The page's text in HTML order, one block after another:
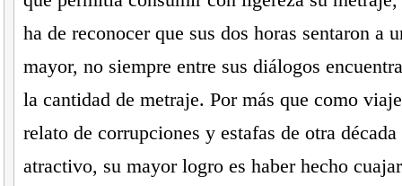
ha de reconocer que sus dos horas sentaron a
mayor, no siempre entre sus diálogos
la cantidad de metraje. Por más que como
relato de corrupciones y estafas de otra década
atractivo, su mayor logro es haber hecho